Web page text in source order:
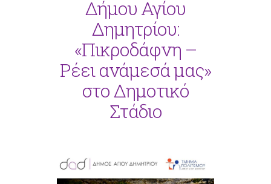
Δήμου Αγίου
Δημητρίου:
«Πικροδάφνη –
Ρέει ανάμεσά μας»
στο Δημοτικό
Στάδιο